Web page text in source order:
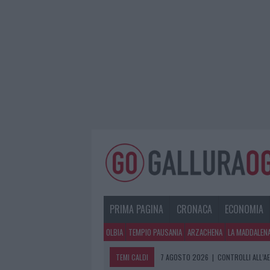
PRIMA PAGINA CRONACA ECONOMIA
OLBIA TEMPIO PAUSANIA ARZACHENA LA
TEMI CALDI 7 AGOSTO 2026 | CONTROLLI
7 AGOSTO 2026 | MIGLIORI